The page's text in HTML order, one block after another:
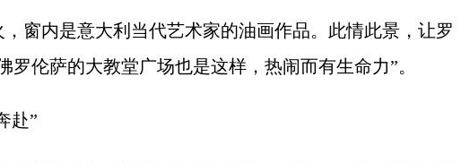
内是意大利当代艺术家的油画作品。此情此景，让罗
罗伦萨的大教堂广场也是这样，热闹而有生命力”。
赴”